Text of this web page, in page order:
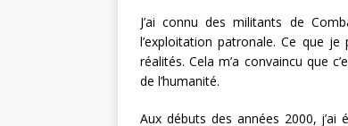
J’ai connu des militants de
l’exploitation patronale. Ce que
réalités. Cela m’a convaincu que
de l’humanité.
Aux débuts des années 2000, j’ai